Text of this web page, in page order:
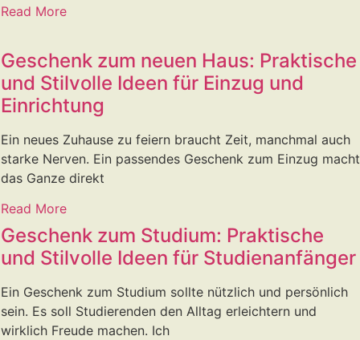
Read More
Geschenk zum neuen Haus: Praktische
und Stilvolle Ideen für Einzug und
Einrichtung
Ein neues Zuhause zu feiern braucht Zeit, manchmal auch
starke Nerven. Ein passendes Geschenk zum Einzug macht
das Ganze direkt
Read More
Geschenk zum Studium: Praktische
und Stilvolle Ideen für Studienanfänger
Ein Geschenk zum Studium sollte nützlich und persönlich
sein. Es soll Studierenden den Alltag erleichtern und
wirklich Freude machen. Ich